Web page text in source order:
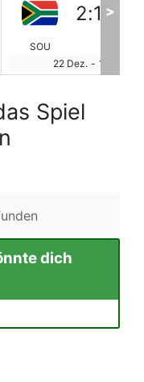
EGY
2:1
22 Dez. - 19:00
>
Spiel
dich